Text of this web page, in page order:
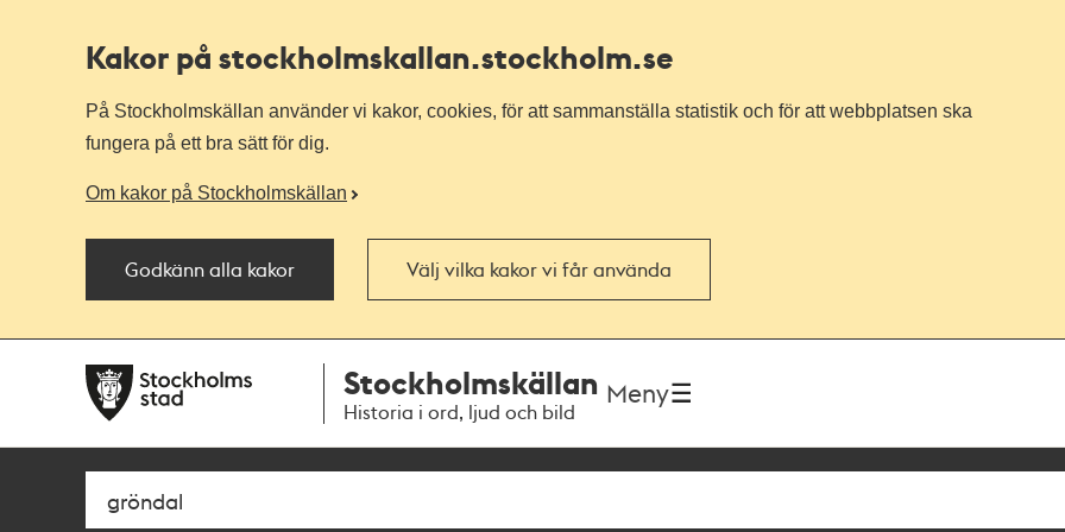
Kakor på stockholmskallan.stockholm.se
På Stockholmskällan använder vi kakor, cookies, för att sammanställa statistik och för att webbplatsen ska
fungera på ett bra sätt för dig.
Om kakor på Stockholmskällan
Godkänn alla kakor Välj vilka kakor vi får använda
navigationen
huvudinnehållet
Stockholmskällan
Historia i ord, ljud och bild
Meny
Sök